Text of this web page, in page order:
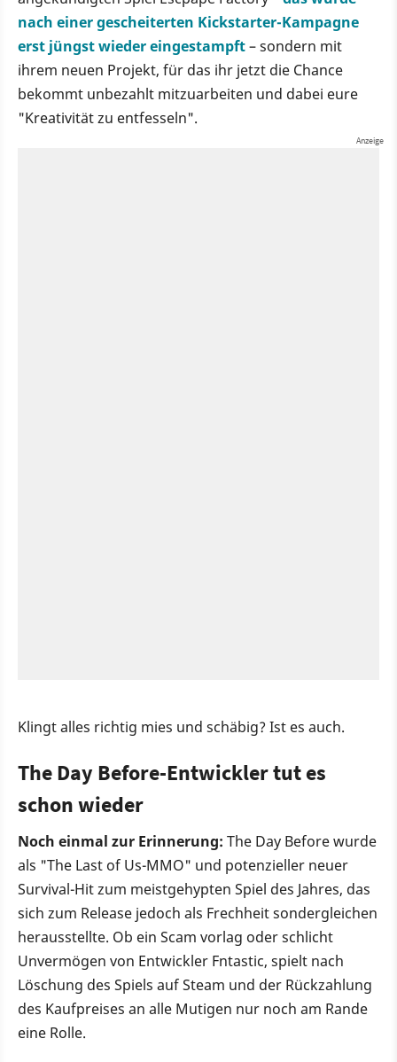
nach einer gescheiterten Kickstarter-Kampagne
erst jüngst wieder eingestampft– sondern mit
ihrem neuen Projekt, für das ihr jetzt die Chance
bekommt unbezahlt mitzuarbeiten und dabei eure
"Kreativität zu entfesseln".
Klingt alles richtig mies und schäbig? Ist es auch.
The Day Before-Entwickler tut es
schon wieder
Noch einmal zur Erinnerung: The Day Before wurde
als "The Last of Us-MMO" und potenzieller neuer
Survival-Hit zum meistgehypten Spiel des Jahres, das
sich zum Release jedoch als Frechheit sondergleichen
herausstellte. Ob ein Scam vorlag oder schlicht
Unvermögen von Entwickler Fntastic, spielt nach
Löschung des Spiels auf Steam und der Rückzahlung
des Kaufpreises an alle Mutigen nur noch am Rande
eine Rolle.